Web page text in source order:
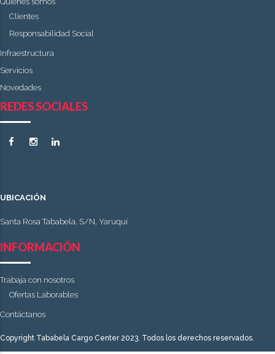
Clientes
Responsabilidad Social
Infraestructura
Servicios
Novedades
REDES SOCIALES
UBICACIÓN
Santa Rosa Tababela, S/N, Yaruquí
INFORMACIÓN
Trabaja con nosotros
Ofertas Laborables
Contáctanos
Copyright Tababela Cargo Center 2023. Todos los derechos reservados.